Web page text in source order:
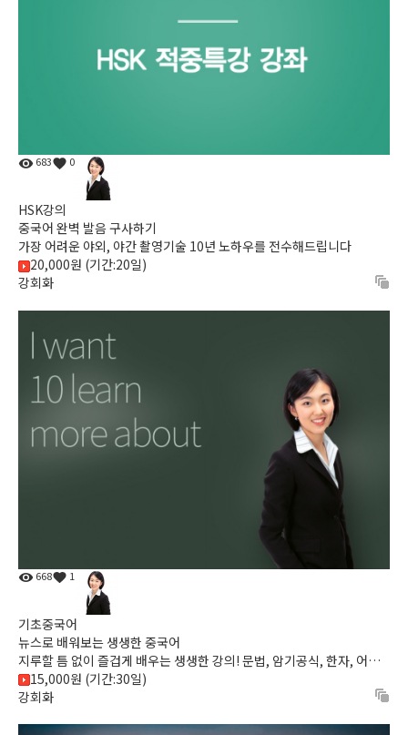
683 0
HSK강의
중국어 완벽 발음 구사하기
가장 어려운 야외, 야간 촬영기술 10년 노하우를 전수해드립니다
20,000원 (기간:20일)
강회화
668 1
기초중국어
뉴스로 배워보는 생생한 중국어
지루할 틈 없이 즐겁게 배우는 생생한 강의! 문법, 암기공식, 한자, 어려
운 강의는 NO! 누구든지 저절로 따라하게 만드는 획기적 학...
15,000원 (기간:30일)
강회화